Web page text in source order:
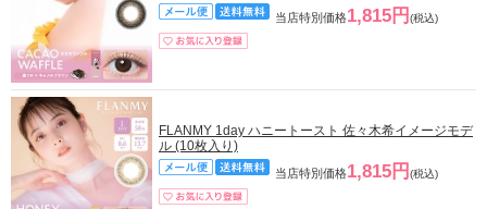
当店特別価格1,815円 (税込)
FLANMY 1day ハニートースト 佐々木希イメージモデ
ル (10枚入り)
当店特別価格1,815円 (税込)